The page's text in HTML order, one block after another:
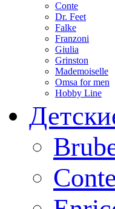
Conte
Dr. Feet
Falke
Franzoni
Giulia
Grinston
Mademoiselle
Omsa for men
Hobby Line
Conte